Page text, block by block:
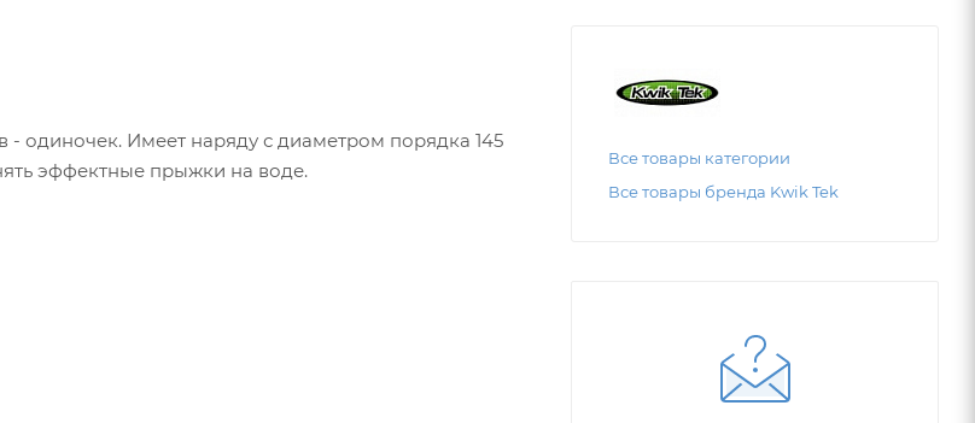
одиночек. Имеет наряду с диаметром порядка 145
эффектные прыжки на воде.
Все товары категории
Все товары бренда Kwik Tek